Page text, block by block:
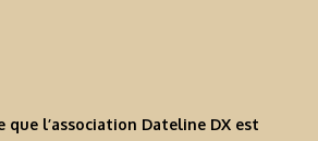
que l’association Dateline DX est